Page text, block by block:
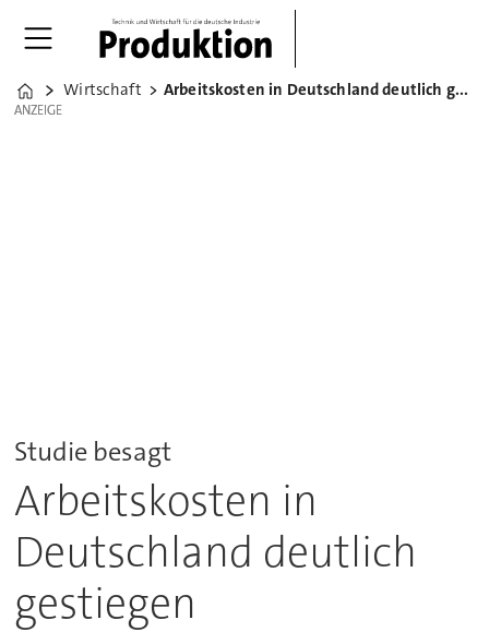
Home
Wirtschaft Arbeitskosten in Deutschland deutlich gestiegen
ANZEIGE
ANZEIGE
Studie besagt
Arbeitskosten in
Deutschland deutlich
gestiegen